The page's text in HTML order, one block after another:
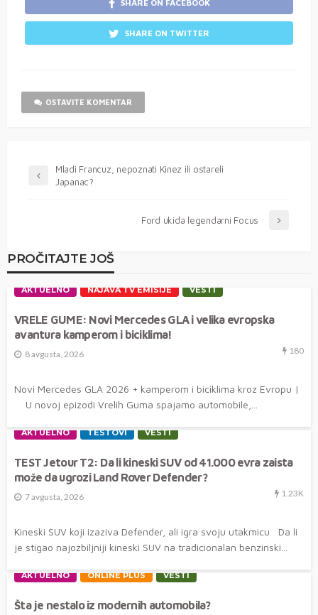
SHARE ON FACEBOOK
SHARE ON TWITTER
OSTAVITE KOMENTAR
Mladi Francuz, nepoznati Kinez ili ostareli
Japanac?
Ford ukida legendarni Focus
PROČITAJTE JOŠ
AKTUELNO NAJAVA TV EMISIJE VESTI
VRELE GUME: Novi Mercedes GLA i velika evropska
avantura kamperom i biciklima!
8 avgusta, 2026 180
Novi Mercedes GLA 2026 + kamperom i biciklima kroz Evropu |
U novoj epizodi Vrelih Guma spajamo automobile,...
AKTUELNO TESTOVI VESTI
TEST Jetour T2: Da li kineski SUV od 41.000 evra zaista
može da ugrozi Land Rover Defender?
7 avgusta, 2026 1.23K
Kineski SUV koji izaziva Defender, ali igra svoju utakmicu Da li
je stigao najozbiljniji kineski SUV na tradicionalan benzinski...
AKTUELNO ONLINE PLUS VESTI
Šta je nestalo iz modernih automobila?